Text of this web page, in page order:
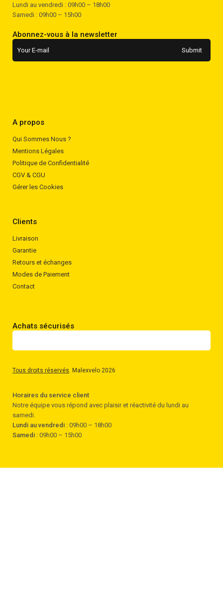
Lundi au vendredi : 09h00 – 18h00
Samedi : 09h00 – 15h00
Abonnez-vous à la newsletter
A propos
Qui Sommes Nous ?
Mentions Légales
Politique de Confidentialité
CGV & CGU
Gérer les Cookies
Clients
Livraison
Garantie
Retours et échanges
Modes de Paiement
Contact
Achats sécurisés
Tous droits réservés. Malexvelo 2026
Horaires du service client
Notre équipe vous répond avec plaisir et réactivité du lundi au
samedi.
Lundi au vendredi : 09h00 – 18h00
Samedi : 09h00 – 15h00